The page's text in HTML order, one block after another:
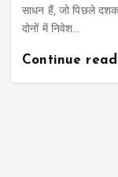
साधन हैं, जो पिछले
दोनों में निवेश…
Continue